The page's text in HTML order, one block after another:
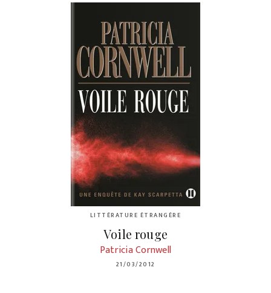
LITTÉRATURE ÉTRANGÈRE
Voile rouge
Patricia Cornwell
21/03/2012